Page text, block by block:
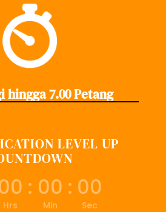
hingga 7.00 Petang
LEVEL UP
Hrs
: 00
Min
: 00
Sec